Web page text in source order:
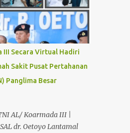
Lokasi Prakteknya Yang
diseluruh daerah di
Dibutuhkan di Mata
Pengobatan Keperkasaan
sangat
ANDA INGIN MENCARI
Paling
Di Mataram,?
Cepat Untuk
Berbagai keluhan Alat
III Secara Virtual Hadiri
Sakit Pusat Pertahanan
Panglima Besar
AL/ Koarmada III |
dr. Oetoyo Lantamal